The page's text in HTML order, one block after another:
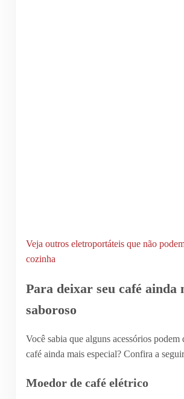
Veja outros eletroportáteis que não
cozinha
Para deixar seu café ainda
saboroso
Você sabia que alguns acessórios podem
café ainda mais especial? Confira a
Moedor de café elétrico